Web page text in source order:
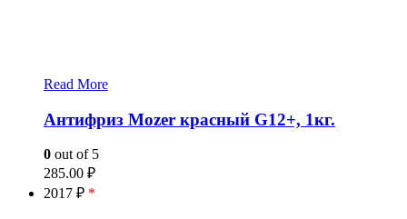
Read More
Антифриз Mozer красный G12+, 1кг.
0 out of 5
285.00 ₽
2017 ₽ *